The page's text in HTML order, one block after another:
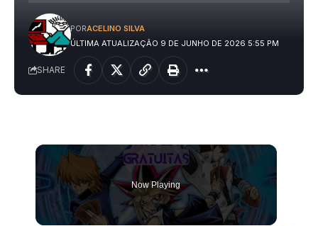
ÚLTIMA ATUALIZAÇÃO 9 DE JUNHO DE 2026 5:55 PM
PORACELINO SILVA
SHARE
Now Playing